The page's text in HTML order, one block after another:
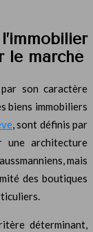
le marché
son caractère
biens immobiliers
, sont définis par
architecture
mais
des boutiques
déterminant,